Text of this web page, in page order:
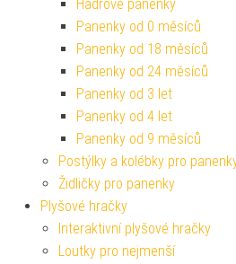
Hadrové panenky
Panenky od 0 měsíců
Panenky od 18 měsíců
Panenky od 24 měsíců
Panenky od 3 let
Panenky od 4 let
Panenky od 9 měsíců
Postýlky a kolébky pro
Židličky pro panenky
Plyšové hračky
Interaktivní plyšové hračky
Loutky pro nejmenší